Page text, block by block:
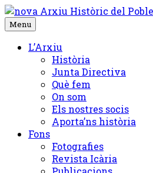
Skip
to
content
Menu
L’Arxiu
Història
Junta Directiva
Què fem
On som
Els nostres socis
Aporta’ns història
Fons
Fotografies
Revista Icària